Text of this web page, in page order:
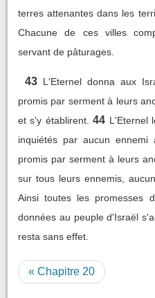
terres attenantes dans les
Chacune de ces villes
servant de pâturages.
43 L'Eternel donna aux
promis par serment à leurs
et s'y établirent. 44 L'Eternel
inquiétés par aucun
promis par serment à leurs
sur tous leurs ennemis,
Ainsi toutes les promesses
données au peuple d'Israël
resta sans effet.
« Chapitre 20